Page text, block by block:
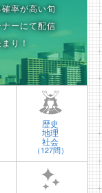
率が高い旬
ーにて配信
り！
歴史
地理
社会
（127問）